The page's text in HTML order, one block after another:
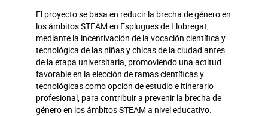
El proyecto se basa en reducir la brecha de género en
los ámbitos STEAM en Esplugues de Llobregat,
mediante la incentivación de la vocación científica y
tecnológica de las niñas y chicas de la ciudad antes
de la etapa universitaria, promoviendo una actitud
favorable en la elección de ramas científicas y
tecnológicas como opción de estudio e itinerario
profesional, para contribuir a prevenir la brecha de
género en los ámbitos STEAM a nivel educativo.